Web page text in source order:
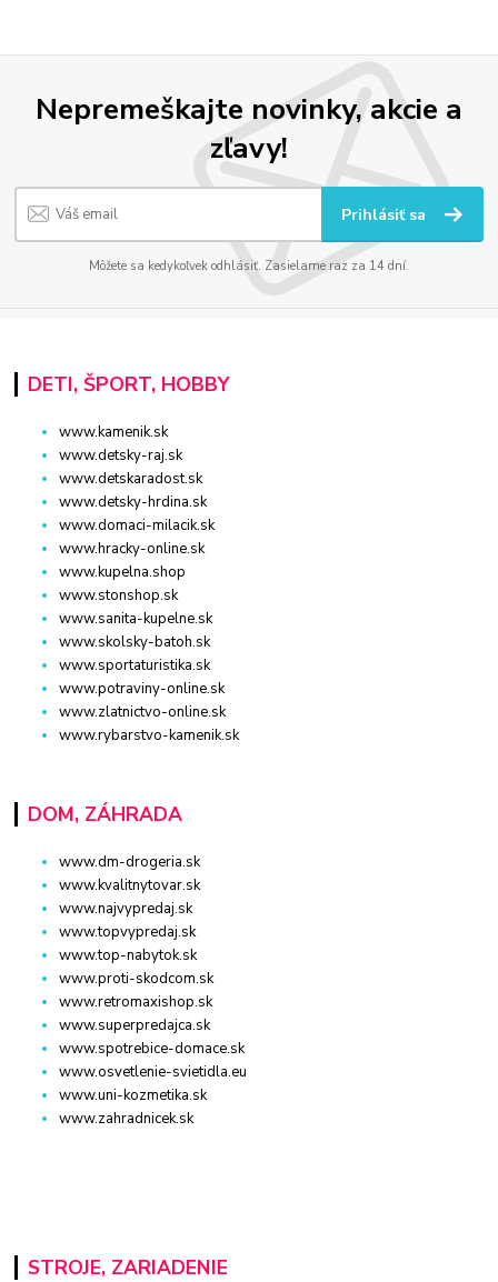
Nepremeškajte novinky, akcie a
zľavy!
Prihlásiť sa
Môžete sa kedykoľvek odhlásiť. Zasielame raz za 14 dní.
DETI, ŠPORT, HOBBY
www.kamenik.sk
www.detsky-raj.sk
www.detskaradost.sk
www.detsky-hrdina.sk
www.domaci-milacik.sk
www.hracky-online.sk
www.kupelna.shop
www.stonshop.sk
www.sanita-kupelne.sk
www.skolsky-batoh.sk
www.sportaturistika.sk
www.potraviny-online.sk
www.zlatnictvo-online.sk
www.rybarstvo-kamenik.sk
DOM, ZÁHRADA
www.dm-drogeria.sk
www.kvalitnytovar.sk
www.najvypredaj.sk
www.topvypredaj.sk
www.top-nabytok.sk
www.proti-skodcom.sk
www.retromaxishop.sk
www.superpredajca.sk
www.spotrebice-domace.sk
www.osvetlenie-svietidla.eu
www.uni-kozmetika.sk
www.zahradnicek.sk
STROJE, ZARIADENIE